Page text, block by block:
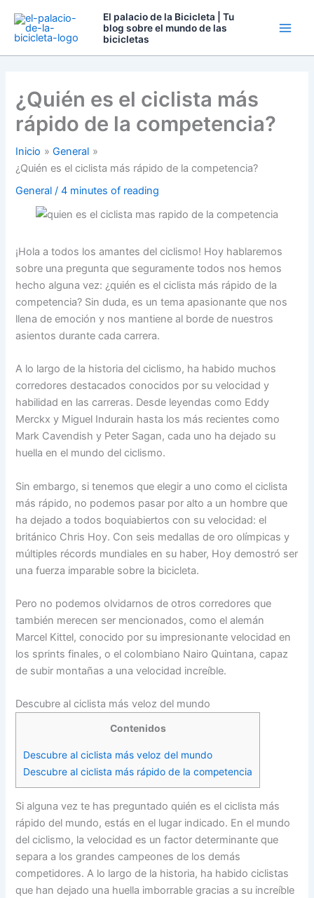
contenido
El palacio de la Bicicleta | Tu
blog sobre el mundo de las
bicicletas
¿Quién es el ciclista más
rápido de la competencia?
Inicio
General
¿Quién es el ciclista más rápido de la competencia?
General /4 minutes of reading
¡Hola a todos los amantes del ciclismo! Hoy hablaremos
sobre una pregunta que seguramente todos nos hemos
hecho alguna vez: ¿quién es el ciclista más rápido de la
competencia? Sin duda, es un tema apasionante que nos
llena de emoción y nos mantiene al borde de nuestros
asientos durante cada carrera.
A lo largo de la historia del ciclismo, ha habido muchos
corredores destacados conocidos por su velocidad y
habilidad en las carreras. Desde leyendas como Eddy
Merckx y Miguel Indurain hasta los más recientes como
Mark Cavendish y Peter Sagan, cada uno ha dejado su
huella en el mundo del ciclismo.
Sin embargo, si tenemos que elegir a uno como el ciclista
más rápido, no podemos pasar por alto a un hombre que
ha dejado a todos boquiabiertos con su velocidad: el
británico Chris Hoy. Con seis medallas de oro olímpicas y
múltiples récords mundiales en su haber, Hoy demostró ser
una fuerza imparable sobre la bicicleta.
Pero no podemos olvidarnos de otros corredores que
también merecen ser mencionados, como el alemán
Marcel Kittel, conocido por su impresionante velocidad en
los sprints finales, o el colombiano Nairo Quintana, capaz
de subir montañas a una velocidad increíble.
Descubre al ciclista más veloz del mundo
Contenidos
Descubre al ciclista más veloz del mundo
Descubre al ciclista más rápido de la competencia
Si alguna vez te has preguntado quién es el ciclista más
rápido del mundo, estás en el lugar indicado. En el mundo
del ciclismo, la velocidad es un factor determinante que
separa a los grandes campeones de los demás
competidores. A lo largo de la historia, ha habido ciclistas
que han dejado una huella imborrable gracias a su increíble